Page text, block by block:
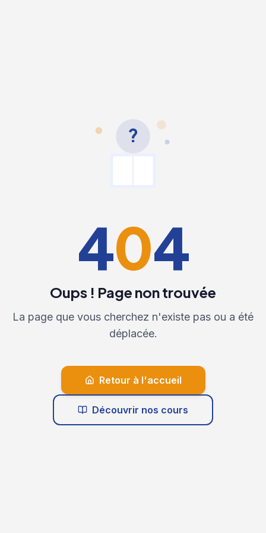
?
404
Oups ! Page non trouvée
La page que vous cherchez n'existe pas ou a été
déplacée.
Retour à l'accueil
Découvrir nos cours